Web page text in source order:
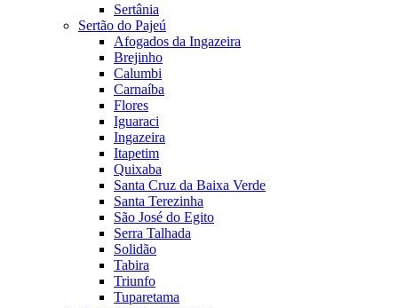
Sertânia
Sertão do Pajeú
Afogados da Ingazeira
Brejinho
Calumbi
Carnaíba
Flores
Iguaraci
Ingazeira
Itapetim
Quixaba
Santa Cruz da Baixa Verde
Santa Terezinha
São José do Egito
Serra Talhada
Solidão
Tabira
Triunfo
Tuparetama